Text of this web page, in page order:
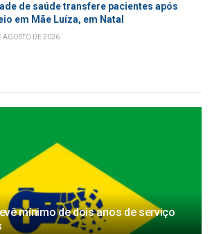
de saúde transfere pacientes após
em Mãe Luíza, em Natal
AGOSTO DE 2026
mínimo de dois anos de serviço